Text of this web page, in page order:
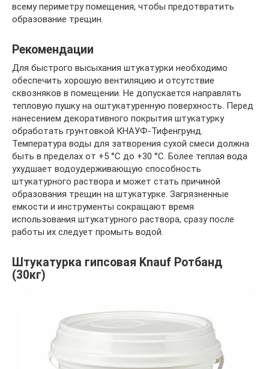
всему периметру помещения, чтобы предотвратить
образование трещин.
Рекомендации
Для быстрого высыхания штукатурки необходимо
обеспечить хорошую вентиляцию и отсутствие
сквозняков в помещении. Не допускается направлять
тепловую пушку на оштукатуренную поверхность. Перед
нанесением декоративного покрытия штукатурку
обработать грунтовкой КНАУФ-Тифенгрунд.
Температура воды для затворения сухой смеси должна
быть в пределах от +5 °C до +30 °С. Более теплая вода
ухудшает водоудерживающую способность
штукатурного раствора и может стать причиной
образования трещин на штукатурке. Загрязненные
емкости и инструменты сокращают время
использования штукатурного раствора, сразу после
работы их следует промыть водой.
Штукатурка гипсовая Knauf Ротбанд
(30кг)